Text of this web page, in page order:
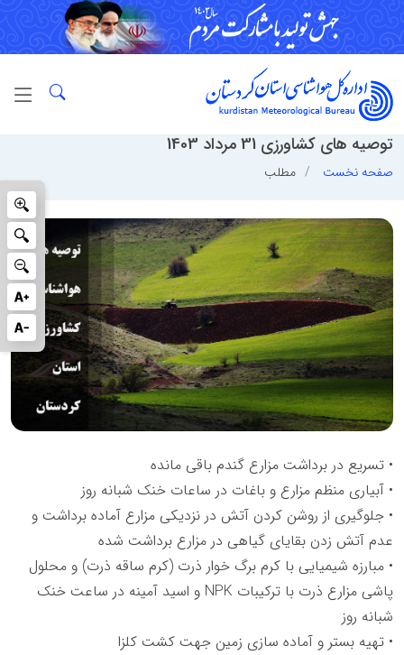
توصيه هاي كشاورزي 31 مرداد 1403
صفحه نخست مطلب
• تسریع در برداشت مزارع گندم باقی مانده
• آبیاری منظم مزارع و باغات در ساعات خنک شبانه روز
• جلوگیری از روشن کردن آتش در نزدیکی مزارع آماده برداشت و
عدم آتش زدن بقایای گیاهی در مزارع برداشت شده
• مبارزه شیمیایی با کرم برگ خوار ذرت (کرم ساقه ذرت) و محلول
پاشی مزارع ذرت با ترکیبات NPK و اسید آمینه در ساعت خنک
شبانه روز
• تهیه بستر و آماده سازی زمین جهت کشت کلزا